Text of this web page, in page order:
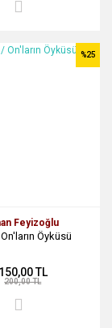
Feyizoğlu
Öyküsü
%25
150,00 TL
200,00 TL